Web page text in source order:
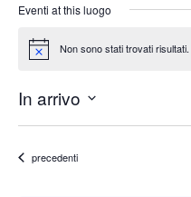
Eventi at this luogo
Notice Non sono stati trovati risultati.
In arrivo
la
Eventi
precedenti